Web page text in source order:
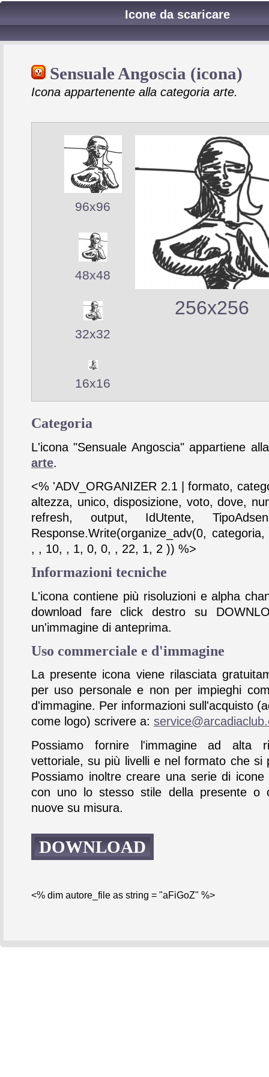
Icone da scaricare
Sensuale Angoscia (icona)
Icona appartenente alla categoria arte.
96x96
48x48
32x32
16x16
256x256
Categoria
L'icona "Sensuale Angoscia" appartiene
arte.
<% 'ADV_ORGANIZER 2.1 | formato,
altezza, unico, disposizione, voto, dove,
refresh, output, IdUtente,
Response.Write(organize_adv(0,
, , 10, , 1, 0, 0, , 22, 1, 2 )) %>
Informazioni tecniche
L'icona contiene più risoluzioni e alpha
download fare click destro su
un'immagine di anteprima.
Uso commerciale e d'immagine
La presente icona viene rilasciata
per uso personale e non per impieghi
d'immagine. Per informazioni sull'acquisto
come logo) scrivere a:
Possiamo fornire l'immagine ad alta
vettoriale, su più livelli e nel formato che si
Possiamo inoltre creare una serie di icone
con uno lo stesso stile della presente o
nuove su misura.
DOWNLOAD
<% dim autore_file as string = "aFiGoZ" %>